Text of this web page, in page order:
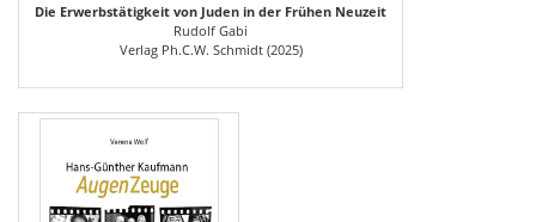
Die Erwerbstätigkeit von Juden in der Frühen Neuzeit
Rudolf Gabi
Verlag Ph.C.W. Schmidt (2025)